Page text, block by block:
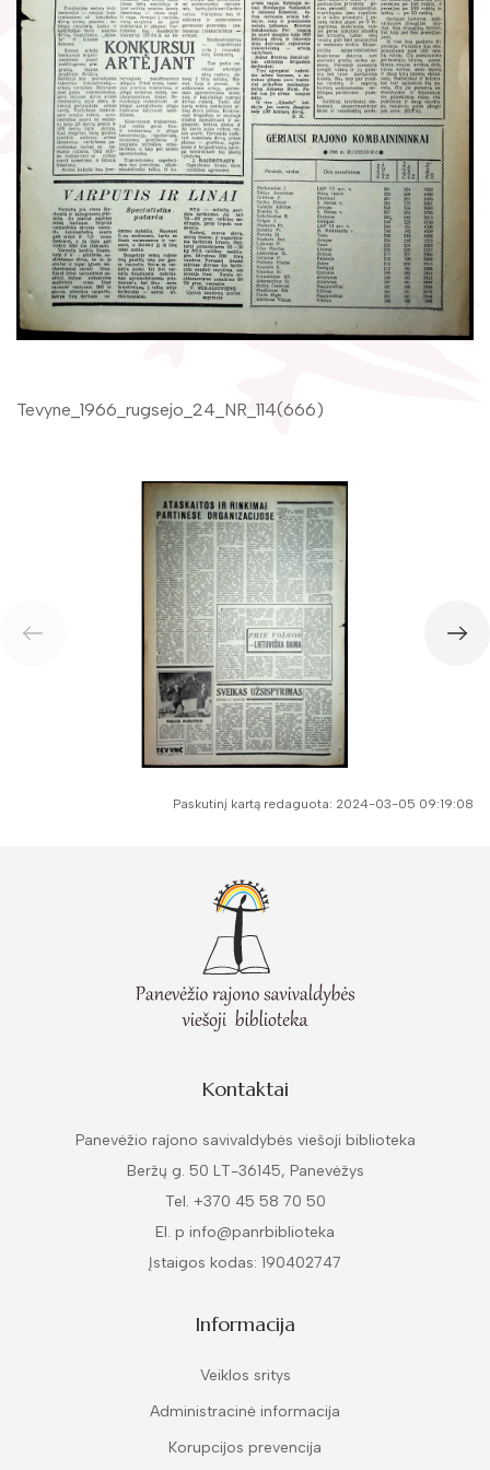
Gaunami periodiniai leidiniai
Tarpbibliotekinis abonementas
Knygomatai
Internetas
Klubai
Literatų klubas „Polėkis“
Interaktyvi kelionė
Gabrielės Petkevičaitės-Bitės literatūrinė
premija
Bibliotekos 70-metis
Virtuali biblioteka
Tevyne_1966_rugsejo_24_NR_114(666)
Paskutinį kartą redaguota: 2024-03-05 09:19:08
Kontaktai
Panevėžio rajono savivaldybės viešoji biblioteka
Beržų g. 50 LT-36145, Panevėžys
Tel. +370 45 58 70 50
El. p info@panrbiblioteka
Įstaigos kodas: 190402747
Informacija
Veiklos sritys
Administracinė informacija
Korupcijos prevencija